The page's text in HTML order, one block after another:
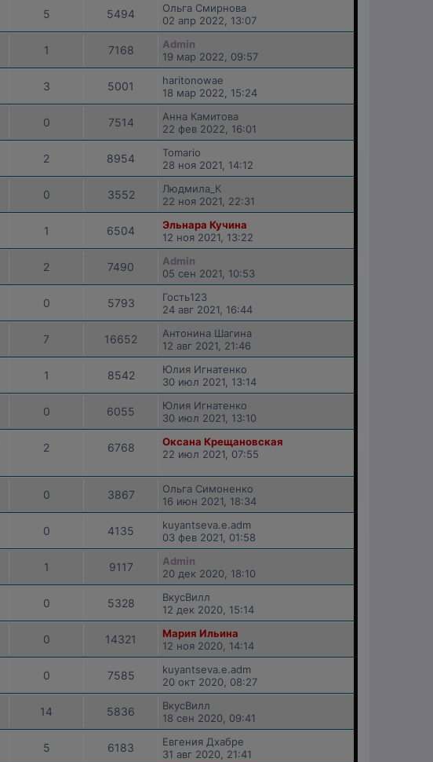
5 5494
Ольга Смирнова
02 апр 2022, 13:07
1 7168
Admin
19 мар 2022, 09:57
3 5001
haritonowae
18 мар 2022, 15:24
0 7514
Анна Камитова
22 фев 2022, 16:01
2 8954
Tomario
28 ноя 2021, 14:12
0 3552
Людмила_К
22 ноя 2021, 22:31
1 6504
Эльнара Кучина
12 ноя 2021, 13:22
2 7490
Admin
05 сен 2021, 10:53
0 5793
Гость123
24 авг 2021, 16:44
7 16652
Антонина Шагина
12 авг 2021, 21:46
1 8542
Юлия Игнатенко
30 июл 2021, 13:14
0 6055
Юлия Игнатенко
30 июл 2021, 13:10
2 6768
Оксана Крещановская
22 июл 2021, 07:55
0 3867
Ольга Симоненко
16 июн 2021, 18:34
0 4135
kuyantseva.e.adm
03 фев 2021, 01:58
1 9117
Admin
20 дек 2020, 18:10
0 5328
ВкусВилл
12 дек 2020, 15:14
0 14321
Мария Ильина
12 ноя 2020, 14:14
0 7585
kuyantseva.e.adm
20 окт 2020, 08:27
14 5836
ВкусВилл
18 сен 2020, 09:41
5 6183
Евгения Дхабре
31 авг 2020, 21:41